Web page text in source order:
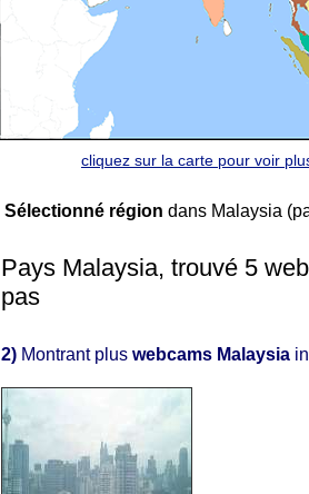
cliquez sur la carte pour voir
Sélectionné région dans Malaysia
Pays Malaysia, trouvé 5
pas
2) Montrant plus webcams Malaysia